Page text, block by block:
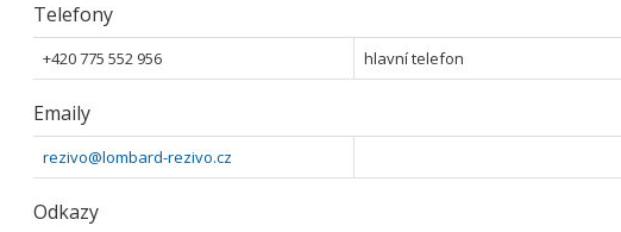
Telefony
+420 775 552 956 hlavní telefon
Emaily
rezivo@lombard-rezivo.cz
Odkazy